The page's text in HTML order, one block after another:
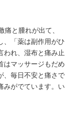
と腫れが出て、
、「薬は副作用がひ
われ、湿布と痛み止
はマッサージもだめ
、毎日不安と痛さで
みがでています。い